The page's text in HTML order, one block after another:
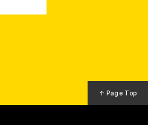
↑ Page Top